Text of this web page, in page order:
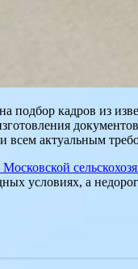
кадров из
всем актуальным
условиях, а